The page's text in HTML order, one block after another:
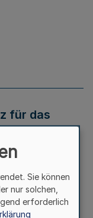
für das
-
Sie können
nur solchen,
erforderlich